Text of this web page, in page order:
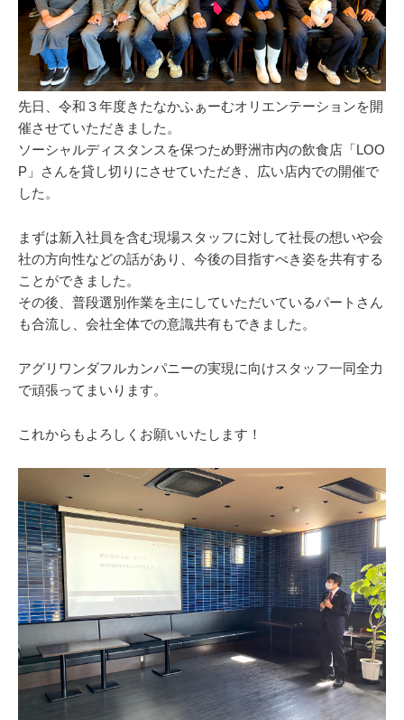
先日、令和３年度きたなかふぁーむオリエンテーションを開
催させていただきました。
ソーシャルディスタンスを保つため野洲市内の飲食店「LOO
P」さんを貸し切りにさせていただき、広い店内での開催で
した。
まずは新入社員を含む現場スタッフに対して社長の想いや会
社の方向性などの話があり、今後の目指すべき姿を共有する
ことができました。
その後、普段選別作業を主にしていただいているパートさん
も合流し、会社全体での意識共有もできました。
アグリワンダフルカンパニーの実現に向けスタッフ一同全力
で頑張ってまいります。
これからもよろしくお願いいたします！